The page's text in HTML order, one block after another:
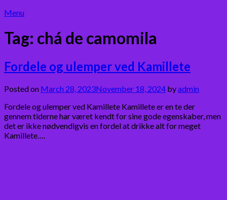
Menu
Tag: chá de camomila
Fordele og ulemper ved Kamillete
Posted on March 28, 2023November 18, 2024 byadmin
Fordele og ulemper ved Kamillete Kamillete er en te der
gennem tiderne har været kendt for sine gode egenskaber, men
det er ikke nødvendigvis en fordel at drikke alt for meget
Kamillete….